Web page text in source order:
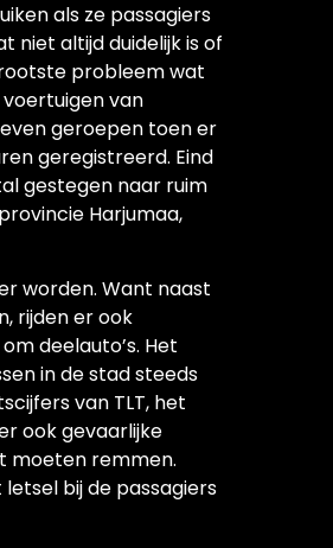
als ze passagiers
niet altijd duidelijk is of
probleem wat
van
geroepen toen er
geregistreerd. Eind
gestegen naar ruim
Harjumaa,
worden. Want naast
rijden er ook
deelauto’s. Het
in de stad steeds
van TLT, het
ook gevaarlijke
moeten remmen.
bij de passagiers